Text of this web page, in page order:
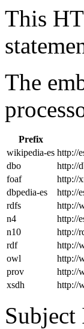
This
The
Prefix
wikipedia-es http://
dbo
http://
foaf
http://
dbpedia-es
http://
rdfs
http://
n4
http://
n10
http://
rdf
http://
owl
http://
prov
http://
xsdh
http://
Subject